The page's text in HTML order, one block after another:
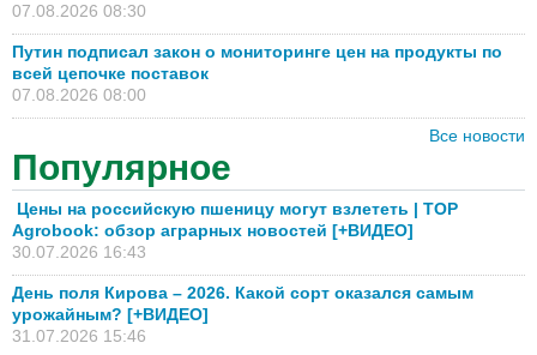
07.08.2026 08:30
Путин подписал закон о мониторинге цен на продукты по
всей цепочке поставок
07.08.2026 08:00
Все новости
Популярное
Цены на российскую пшеницу могут взлететь | TOP
Agrobook: обзор аграрных новостей [+ВИДЕО]
30.07.2026 16:43
День поля Кирова – 2026. Какой сорт оказался самым
урожайным? [+ВИДЕО]
31.07.2026 15:46